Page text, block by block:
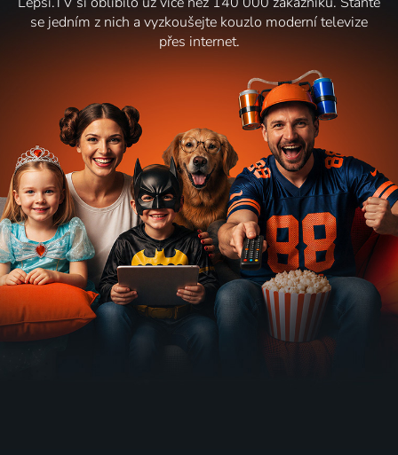
se jedním z nich a vyzkoušejte kouzlo moderní televize
přes internet.